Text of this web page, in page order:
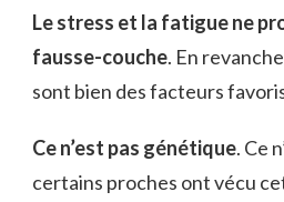
Le stress et la fatigue ne
fausse-couche. En
sont bien des facteurs
Ce n’est pas génétique. Ce
certains proches ont vécu